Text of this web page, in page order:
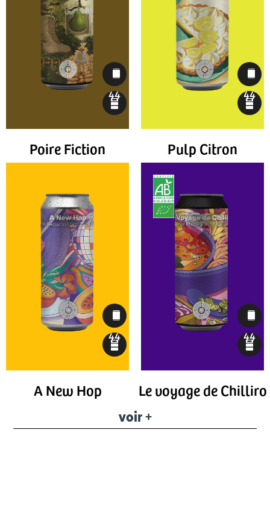
44
Poire Fiction
44
Pulp Citron
44
A New Hop
44
Le voyage de Chilliro
voir +